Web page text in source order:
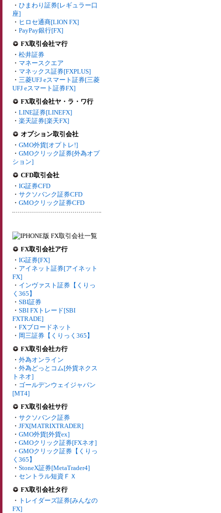
・ ひまわり証券[レギュラー口
座]
・ ヒロセ通商[LION FX]
・ PayPay銀行[FX]
FX取引会社マ行
・ 松井証券
・ マネースクエア
・ マネックス証券[FXPLUS]
・ 三菱UFJ eスマート証券[三菱
UFJ eスマート証券FX]
FX取引会社ヤ・ラ・ワ行
・ LINE証券[LINEFX]
・ 楽天証券[楽天FX]
オプション取引会社
・ GMO外貨[オプトレ!]
・ GMOクリック証券[外為オプ
ション]
CFD取引会社
・ IG証券CFD
・ サクソバンク証券CFD
・ GMOクリック証券CFD
FX取引会社ア行
・ IG証券[FX]
・ アイネット証券[アイネット
FX]
・ インヴァスト証券【くりっ
く365】
・ SBI証券
・ SBI FXトレード[SBI
FXTRADE]
・ FXブロードネット
・ 岡三証券【くりっく365】
FX取引会社カ行
・ 外為オンライン
・ 外為どっとコム[外貨ネクス
トネオ]
・ ゴールデンウェイジャパン
[MT4]
FX取引会社サ行
・ サクソバンク証券
・ JFX[MATRIXTRADER]
・ GMO外貨[外貨ex]
・ GMOクリック証券[FXネオ]
・ GMOクリック証券【くりっ
く365】
・ StoneX証券[MetaTrader4]
・ セントラル短資ＦＸ
FX取引会社タ行
・ トレイダーズ証券[みんなの
FX]